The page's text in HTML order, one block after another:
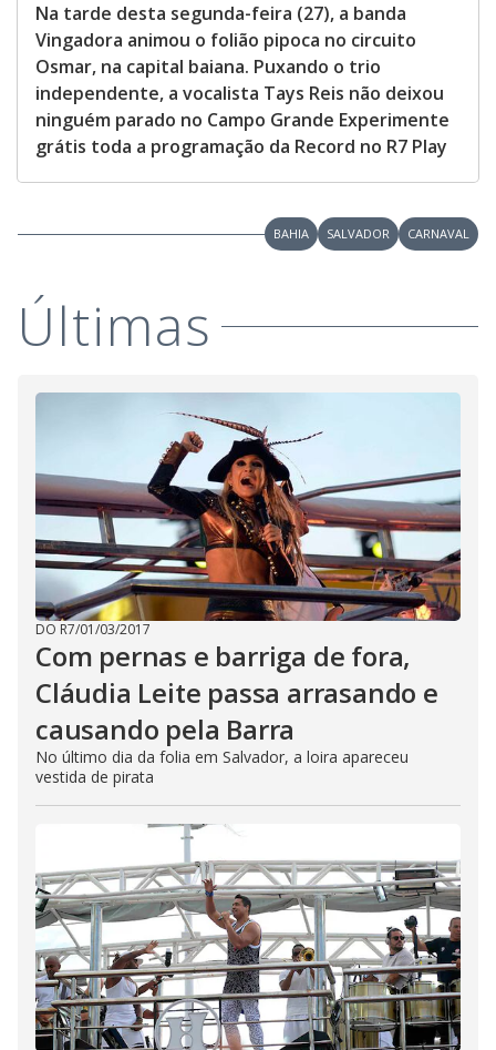
Na tarde desta segunda-feira (27), a banda
Vingadora animou o folião pipoca no circuito
Osmar, na capital baiana. Puxando o trio
independente, a vocalista Tays Reis não deixou
ninguém parado no Campo Grande Experimente
grátis toda a programação da Record no R7 Play
BAHIA SALVADOR CARNAVAL
Últimas
DO R7/01/03/2017
Com pernas e barriga de fora,
Cláudia Leite passa arrasando e
causando pela Barra
No último dia da folia em Salvador, a loira apareceu
vestida de pirata